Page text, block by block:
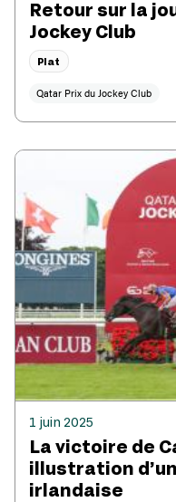
Retour sur la
Jockey Club
Plat
Qatar Prix du Jockey Club
1 juin 2025
La victoire de
illustration
irlandaise